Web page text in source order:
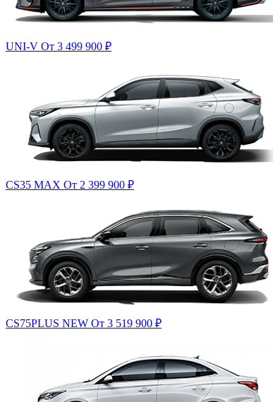
UNI-V От 3 499 900 ₽
CS35 MAX От 2 399 900 ₽
CS75PLUS NEW От 3 519 900 ₽